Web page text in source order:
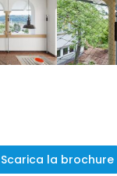
Scarica la brochure